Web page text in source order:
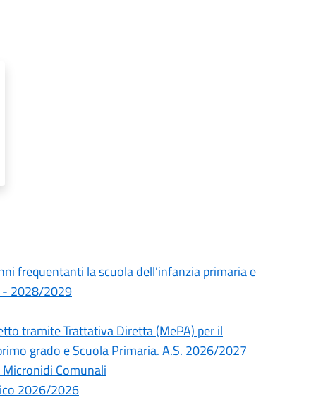
frequentanti la scuola dell'infanzia primaria e
- 2028/2029
tramite Trattativa Diretta (MePA) per il
grado e Scuola Primaria. A.S. 2026/2027
Comunali
2026/2026